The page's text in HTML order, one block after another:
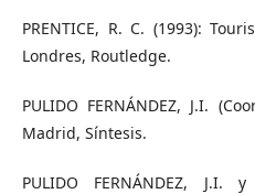
PRENTICE, R. C. (1993):
Londres, Routledge.
PULIDO FERNÁNDEZ, J.I.
Madrid, Síntesis.
PULIDO FERNÁNDEZ, J.I.